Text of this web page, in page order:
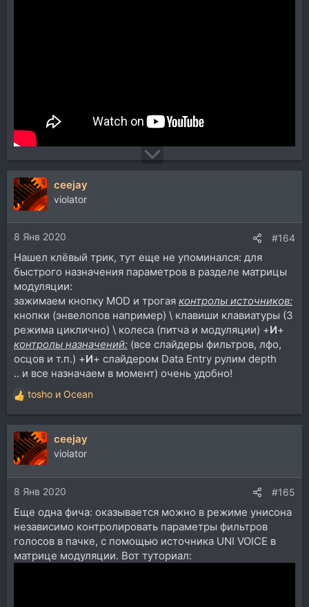
ceejay
violator
8 Янв 2020 #164
Нашел клёвый трик, тут еще не упоминался: для
быстрого назначения параметров в разделе матрицы
модуляции:
зажимаем кнопку MOD и трогая контролы источников:
кнопки (энвелопов например) \ клавиши клавиатуры (3
режима циклично) \ колеса (питча и модуляции) +И+
контролы назначений: (все слайдеры фильтров, лфо,
осцов и т.п.) +И+ слайдером Data Entry рулим depth
.. и все назначаем в момент) очень удобно!
Р
е
а
к
ц
и
и
:
tosho и Ocean
ceejay
violator
8 Янв 2020 #165
Еще одна фича: оказывается можно в режиме унисона
независимо контролировать параметры фильтров
голосов в пачке, с помощью источника UNI VOICE в
матрице модуляции. Вот туториал: